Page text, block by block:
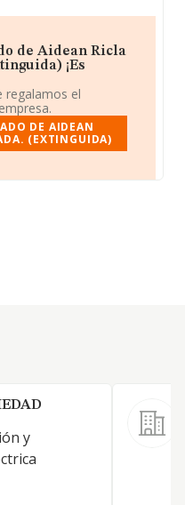
de Aidean Ricla
¡Es
regalamos el
DE AIDEAN
(EXTINGUIDA)
y